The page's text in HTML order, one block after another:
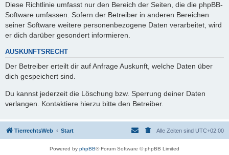
Diese Richtlinie umfasst nur den Bereich der Seiten, die die phpBB-
Software umfassen. Sofern der Betreiber in anderen Bereichen
seiner Software weitere personenbezogene Daten verarbeitet, wird
er dich darüber gesondert informieren.
AUSKUNFTSRECHT
Der Betreiber erteilt dir auf Anfrage Auskunft, welche Daten über
dich gespeichert sind.
Du kannst jederzeit die Löschung bzw. Sperrung deiner Daten
verlangen. Kontaktiere hierzu bitte den Betreiber.
TierrechtsWeb Start Alle Zeiten sind UTC+02:00
Powered by phpBB® Forum Software © phpBB Limited